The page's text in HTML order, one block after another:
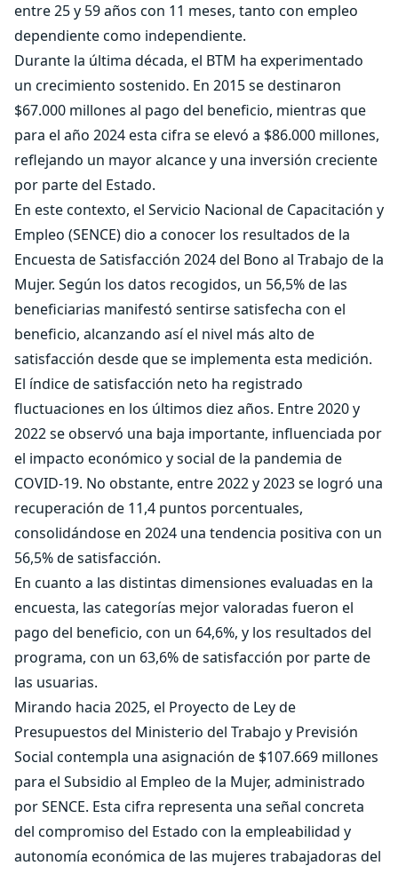
entre 25 y 59 años con 11 meses, tanto con empleo
dependiente como independiente.
Durante la última década, el BTM ha experimentado
un crecimiento sostenido. En 2015 se destinaron
$67.000 millones al pago del beneficio, mientras que
para el año 2024 esta cifra se elevó a $86.000 millones,
reflejando un mayor alcance y una inversión creciente
por parte del Estado.
En este contexto, el Servicio Nacional de Capacitación y
Empleo (SENCE) dio a conocer los resultados de la
Encuesta de Satisfacción 2024 del Bono al Trabajo de la
Mujer. Según los datos recogidos, un 56,5% de las
beneficiarias manifestó sentirse satisfecha con el
beneficio, alcanzando así el nivel más alto de
satisfacción desde que se implementa esta medición.
El índice de satisfacción neto ha registrado
fluctuaciones en los últimos diez años. Entre 2020 y
2022 se observó una baja importante, influenciada por
el impacto económico y social de la pandemia de
COVID-19. No obstante, entre 2022 y 2023 se logró una
recuperación de 11,4 puntos porcentuales,
consolidándose en 2024 una tendencia positiva con un
56,5% de satisfacción.
En cuanto a las distintas dimensiones evaluadas en la
encuesta, las categorías mejor valoradas fueron el
pago del beneficio, con un 64,6%, y los resultados del
programa, con un 63,6% de satisfacción por parte de
las usuarias.
Mirando hacia 2025, el Proyecto de Ley de
Presupuestos del Ministerio del Trabajo y Previsión
Social contempla una asignación de $107.669 millones
para el Subsidio al Empleo de la Mujer, administrado
por SENCE. Esta cifra representa una señal concreta
del compromiso del Estado con la empleabilidad y
autonomía económica de las mujeres trabajadoras del